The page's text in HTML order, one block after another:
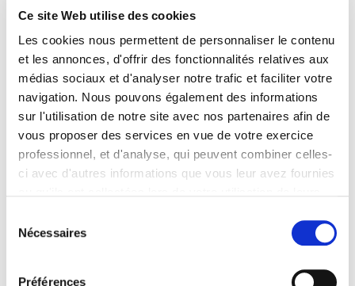
Ce site Web utilise des cookies
Les cookies nous permettent de personnaliser le contenu
et les annonces, d'offrir des fonctionnalités relatives aux
médias sociaux et d'analyser notre trafic et faciliter votre
navigation. Nous pouvons également des informations
sur l'utilisation de notre site avec nos partenaires afin de
vous proposer des services en vue de votre exercice
professionnel, et d'analyse, qui peuvent combiner celles-
ci avec d'autres informations que vous leur avez fournies
continuez à utiliser notre site Web.
Pour en savoir plus sur notre politique de traitement,
Nécessaires
Préférences
En 1943, l’organisation prend
de l’ampleur et le travail
devient plus dense, plus
difficile. Elle change de nom
pour s’appeler « Ceux de la
Résistance ». Ce mouvement
sera rattaché à Londres par
l’intermédiaire du réseau
« Combat ». Pierre y exercera
tout son talent : « car là où ce
chef incomparable, c’est qu’il
sut à la fois faire exécuter les
même et chercher des